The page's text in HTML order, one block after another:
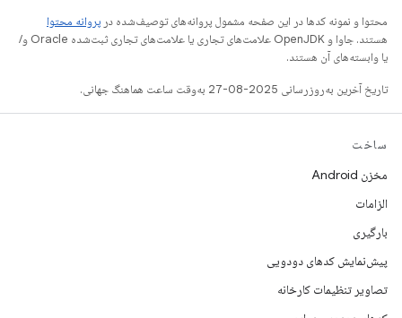
محتوا و نمونه کدها در این صفحه مشمول پروانه‌های توصیف‌شده در پروانه محتوا
هستند. جاوا و OpenJDK علامت‌های تجاری یا علامت‌های تجاری ثبت‌شده Oracle و/
یا وابسته‌های آن هستند.
تاریخ آخرین به‌روزرسانی 2025-08-27 به‌وقت ساعت هماهنگ جهانی.
ساخت
مخزن Android
الزامات
بارگیری
پیش‌نمایش کدهای دودویی
تصاویر تنظیمات کارخانه